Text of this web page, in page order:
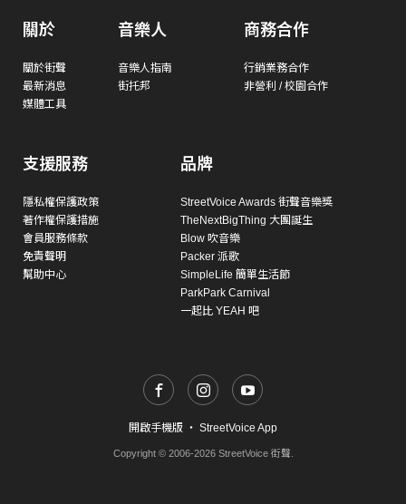
關於
關於街聲
最新消息
媒體工具
音樂人
音樂人指南
街托邦
商務合作
行銷業務合作
非營利 / 校園合作
支援服務
隱私權保護政策
著作權保護措施
會員服務條款
免責聲明
幫助中心
品牌
StreetVoice Awards 街聲音樂獎
TheNextBigThing 大團誕生
Blow 吹音樂
Packer 派歌
SimpleLife 簡單生活節
ParkPark Carnival
一起比 YEAH 吧
開啟手機版 ・ StreetVoice App
Copyright © 2006-2026 StreetVoice 街聲.